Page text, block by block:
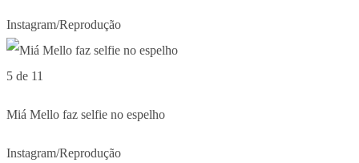
Instagram/Reprodução
5 de 11
Miá Mello faz selfie no espelho
Instagram/Reprodução